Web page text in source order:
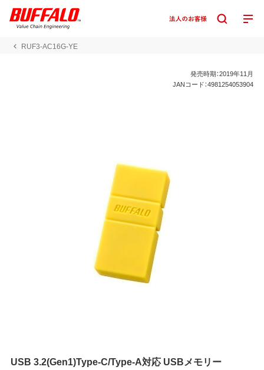
RUF3-AC16G-YE
発売時期：2019年11月
JANコード：4981254053904
USB 3.2(Gen1)Type-C/Type-A対応 USBメモリー